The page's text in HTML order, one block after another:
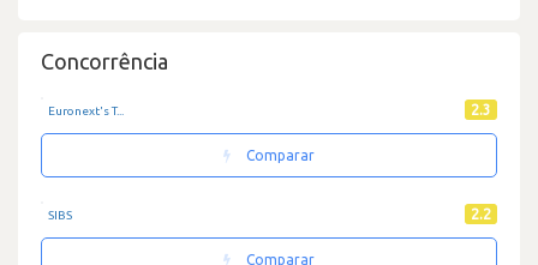
Concorrência
Euronext's T... 2.3
Comparar
SIBS 2.2
Comparar